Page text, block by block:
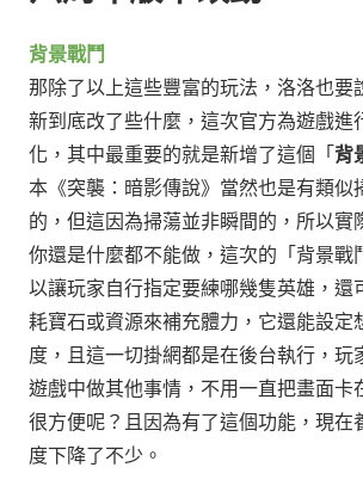
背景戰鬥
那除了以上這些豐富的玩法， 洛洛也要
新到底改了些什麼， 這次官方為遊戲進
化， 其中最重要的就是新增了這個「 背
本《突襲：暗影傳說》當然也是有類似
的， 但這因為掃蕩並非瞬間的，所以實
你還是什麼都不能做， 這次的「背景戰
以讓玩家自行指定要練哪幾隻英雄， 還
耗寶石或資源來補充體力， 它還能設定
度， 且這一切掛網都是在後台執行，玩
遊戲中做其他事情， 不用一直把畫面卡
很方便呢？ 且因為有了這個功能，現在
度下降了不少。